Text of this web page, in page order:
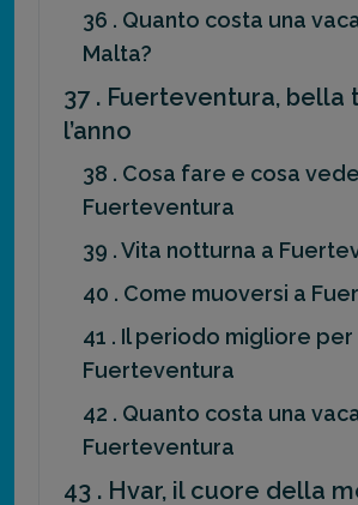
36 . Quanto costa una
Malta?
37 . Fuerteventura, bella
l’anno
38 . Cosa fare e cosa
Fuerteventura
39 . Vita notturna a
40 . Come muoversi a
41 . Il periodo migliore
Fuerteventura
42 . Quanto costa una
Fuerteventura
43 . Hvar, il cuore della